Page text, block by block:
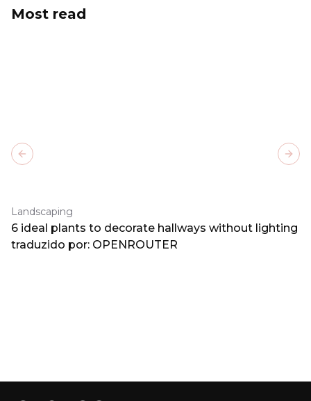
Most read
Landscaping
6 ideal plants to decorate hallways without lighting
traduzido por: OPENROUTER
Previous slide